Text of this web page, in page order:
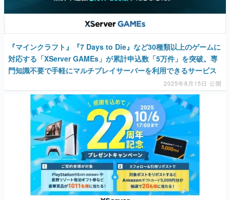
『マインクラフト』『7 Days to Die』など30種類以上のゲームに
対応する「XServer GAMEs」が累計申込数「5万件」を突破。専
門知識不要で手軽にマルチプレイサーバーを利用できるサービス
2025年8月15日 公開